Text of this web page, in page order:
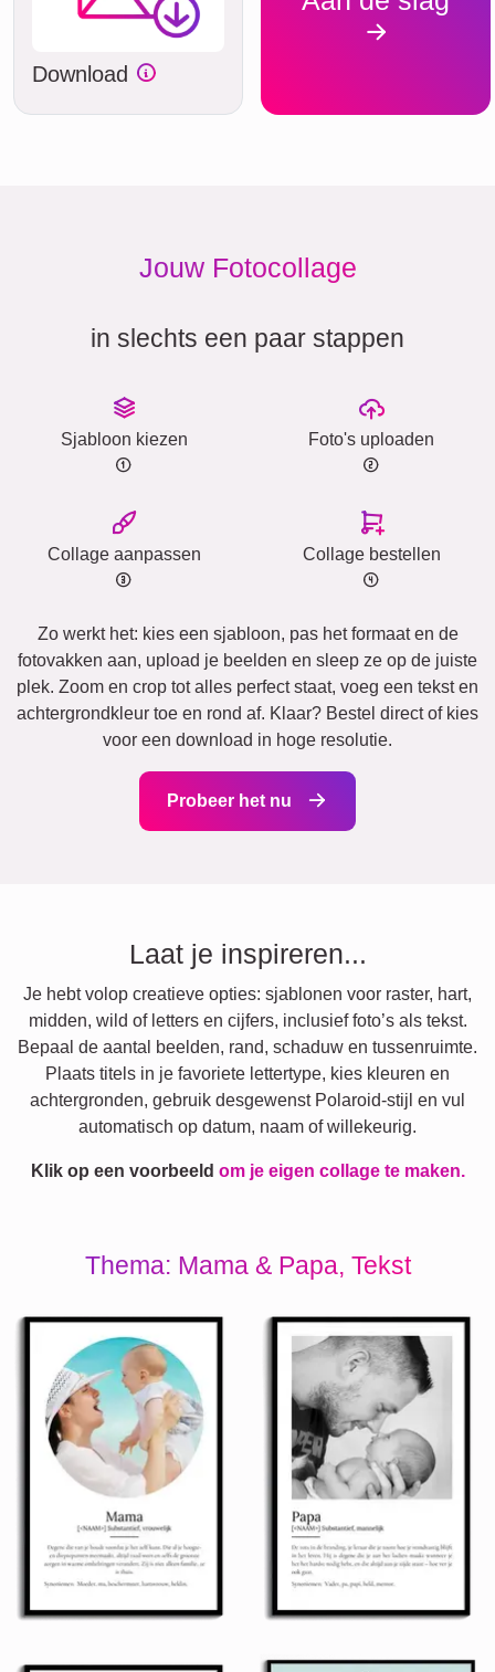
Download
Jouw Fotocollage
in slechts een paar stappen
Sjabloon kiezen Foto's uploaden
Collage aanpassen Collage bestellen
Zo werkt het: kies een sjabloon, pas het formaat en de
fotovakken aan, upload je beelden en sleep ze op de juiste
plek. Zoom en crop tot alles perfect staat, voeg een tekst en
achtergrondkleur toe en rond af. Klaar? Bestel direct of kies
voor een download in hoge resolutie.
Probeer het nu
Laat je inspireren...
Je hebt volop creatieve opties: sjablonen voor raster, hart,
midden, wild of letters en cijfers, inclusief foto’s als tekst.
Bepaal de aantal beelden, rand, schaduw en tussenruimte.
Plaats titels in je favoriete lettertype, kies kleuren en
achtergronden, gebruik desgewenst Polaroid-stijl en vul
automatisch op datum, naam of willekeurig.
Klik op een voorbeeld om je eigen collage te maken.
Thema: Mama & Papa, Tekst